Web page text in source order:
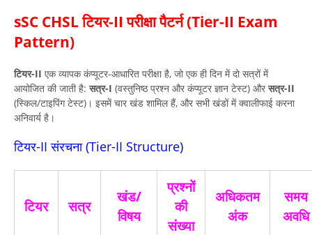
sSC CHSL टियर-II परीक्षा पैटर्न (Tier-II Exam
Pattern)
टियर-II एक व्यापक कंप्यूटर-आधारित परीक्षा है, जो एक ही दिन में दो सत्रों में
आयोजित की जाती है:सत्र-I (वस्तुनिष्ठ प्रश्न और कंप्यूटर ज्ञान टेस्ट) औरसत्र-II
(स्किल/टाइपिंग टेस्ट)। इसमें चार खंड शामिल हैं, और सभी खंडों में क्वालीफाई करना
अनिवार्य है।
टियर-II संरचना (Tier-II Structure)
टियर सत्र
खंड/
विषय
प्रश्नों
की
संख्या
अधिकतम
अंक
समय
अवधि